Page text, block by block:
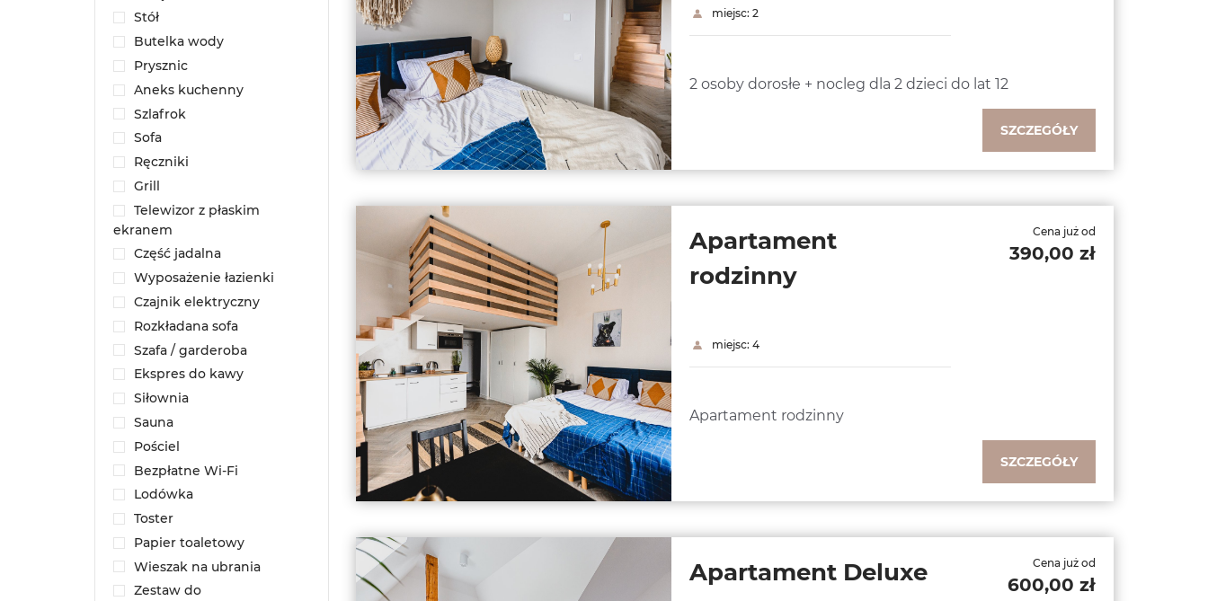
Stół
Butelka wody
Prysznic
Aneks kuchenny
Szlafrok
Sofa
Ręczniki
Grill
Telewizor z płaskim
ekranem
Część jadalna
Wyposażenie łazienki
Czajnik elektryczny
Rozkładana sofa
Szafa / garderoba
Ekspres do kawy
Siłownia
Sauna
Pościel
Bezpłatne Wi-Fi
Lodówka
Toster
Papier toaletowy
Wieszak na ubrania
Zestaw do
miejsc: 2
2 osoby dorosłe + nocleg dla 2 dzieci do lat 12
SZCZEGÓŁY
Apartament
rodzinny
miejsc: 4
Cena już od
390,00 zł
Apartament rodzinny
SZCZEGÓŁY
Apartament Deluxe Cena już od
600,00 zł